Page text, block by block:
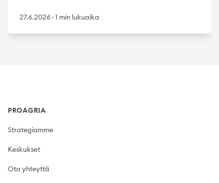
27.6.2026 · 1 min lukuaika
PROAGRIA
Strategiamme
Keskukset
Ota yhteyttä